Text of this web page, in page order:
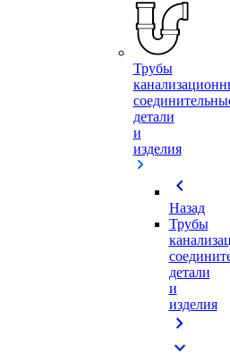
Трубы
детали
и
изделия
chevron_left
Назад
Трубы
детали
и
изделия
chevron_right
expand_more